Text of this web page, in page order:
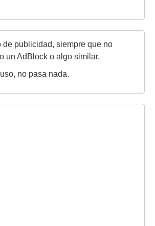
de publicidad, siempre que no
un AdBlock o algo similar.
no pasa nada.